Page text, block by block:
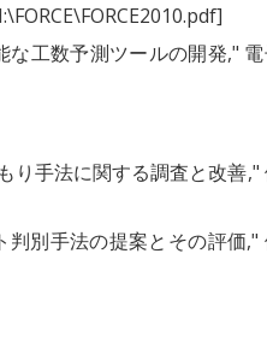
な工数予測ツールの開発,"
り手法に関する調査と改善,"
別手法の提案とその評価,"